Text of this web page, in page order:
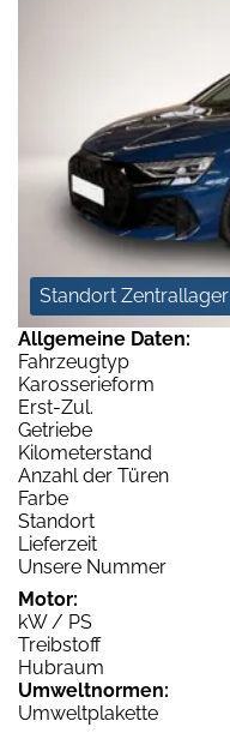
Standort Zentrallager
Allgemeine Daten:
Fahrzeugtyp
Karosserieform
Erst-Zul.
Getriebe
Kilometerstand
Anzahl der Türen
Farbe
Standort
Lieferzeit
Unsere Nummer
Motor:
kW / PS
Treibstoff
Hubraum
Umweltnormen:
Umweltplakette